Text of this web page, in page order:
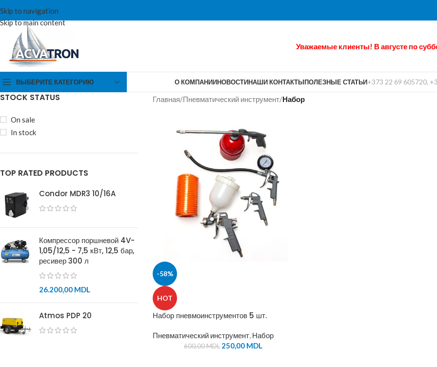
Skip to navigation
Skip to main content
Уважаемые клиенты! В августе по
ВЫБЕРИТЕ КАТЕГОРИЮ О КОМПАНИИНОВОСТИНАШИ КОНТАКТЫПОЛЕЗНЫЕ СТАТЬИ+373 22 69 605720,
STOCK STATUS
On sale
In stock
TOP RATED PRODUCTS
Condor MDR3 10/16A
Компрессор поршневой 4V-
1,05/12,5 - 7,5 кВт, 12,5 бар,
ресивер 300 л
26.200,00 MDL
Atmos PDP 20
Главная/Пневматический инструмент/Набор
-58%
HOT
Набор пневмоинструментов 5 шт.
Пневматический инструмент, Набор
600,00MDL 250,00 MDL